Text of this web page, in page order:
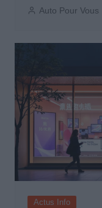
Auto Pour Vous
Actus Info